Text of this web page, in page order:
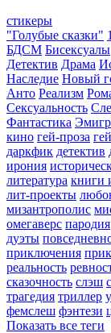
стикеры
"Голубые сказки"
БДСМ Бисексуалы
Детектив Драма
Наследие Новый
Анто Реализм
Сексуальность
Фантастика
кино гей-проза
даркфик детектив
ирония
литература книги
лит-проекты
мизантрополис
омегаверс пародия
дуэты
приключения
реальность
сказочность слэш
трагедия триллер
фемслеш фэнтези
Показать все теги